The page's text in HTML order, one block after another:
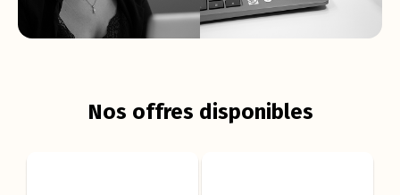
R & D
Nos offres disponibles